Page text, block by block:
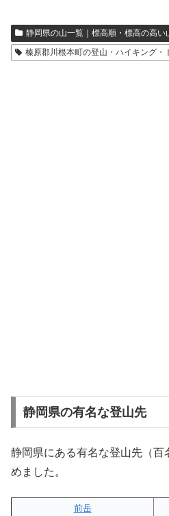
静岡県の山一覧｜標高順・標高の高い
榛原郡川根本町の登山・ハイキング・
静岡県の有名な登山先
静岡県にある有名な登山先（百
めました。
前岳